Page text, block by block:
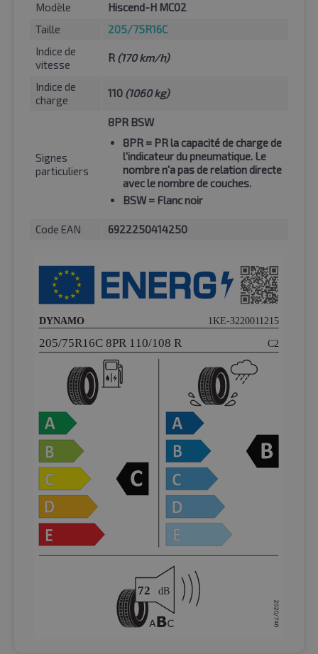
Modèle
Hiscend-H MC02
Taille
205/75R16C
Indice de
vitesse
R (170 km/h)
Indice de
charge
110 (1060 kg)
Signes
particuliers
8PR BSW
8PR = PR la capacité de charge de
l'indicateur du pneumatique. Le
nombre n'a pas de relation directe
avec le nombre de couches.
BSW = Flanc noir
Code EAN 6922250414250